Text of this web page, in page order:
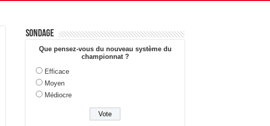
Sondage
Que pensez-vous du nouveau système du
championnat ?
Efficace
Moyen
Médiocre